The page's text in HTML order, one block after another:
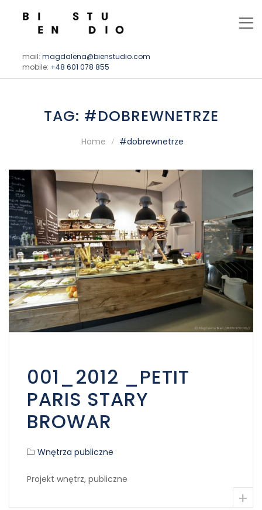
mail: magdalena@bienstudio.com
mobile: +48 601 078 855
TAG: #DOBREWNETRZE
Home #dobrewnetrze
001_2012 _PETIT
PARIS STARY
BROWAR
Wnętrza publiczne
Projekt wnętrz, publiczne
+